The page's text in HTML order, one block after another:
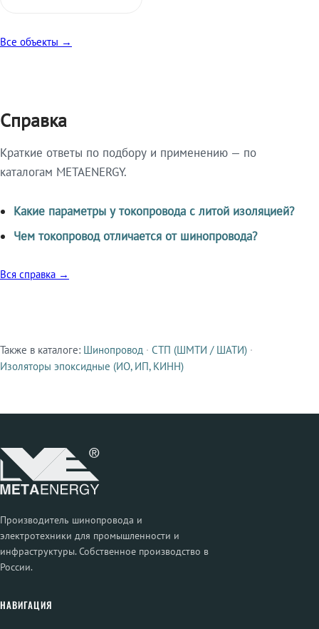
Все объекты →
Справка
Краткие ответы по подбору и применению — по
каталогам METAENERGY.
Какие параметры у токопровода с литой изоляцией?
Чем токопровод отличается от шинопровода?
Вся справка →
Смежные продукты
Также в каталоге: Шинопровод · СТП (ШМТИ / ШАТИ) ·
Изоляторы эпоксидные (ИО, ИП, КИНН)
Производитель шинопровода и
электротехники для промышленности и
инфраструктуры. Собственное производство в
России.
НАВИГАЦИЯ